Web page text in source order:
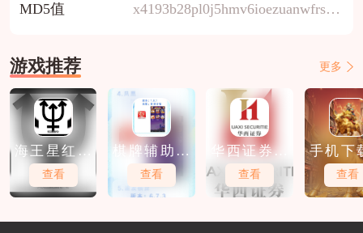
MD5值 x4193b28pl0j5hmv6ioezuanwfrscykd
游戏推荐 更多
海王星红包
软件下载
查看
棋牌辅助软
件免费下载
查看
华西证券软
件免费下载
查看
手机下
股软件
查看